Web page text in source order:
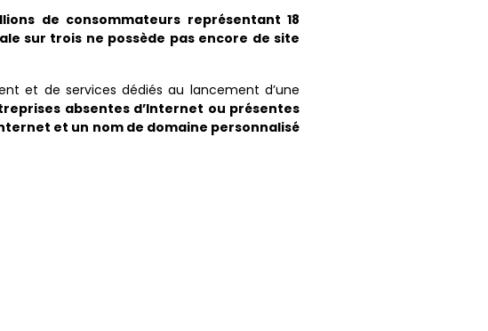
de consommateurs représentant 18
sur trois ne possède pas encore de site
et de services dédiés au lancement d’une
absentes d’Internet ou présentes
et un nom de domaine personnalisé